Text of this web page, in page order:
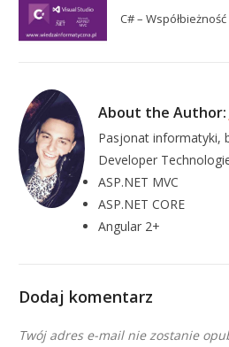
C# – Współbieżność
About the Author:
Pasjonat informatyki,
Developer
ASP.NET MVC
ASP.NET CORE
Angular 2+
Dodaj komentarz
Twój adres e-mail nie zostanie